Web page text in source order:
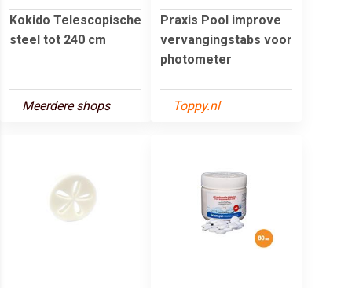
Kokido Telescopische
steel tot 240 cm
Meerdere shops
Praxis Pool improve
vervangingstabs voor
photometer
Toppy.nl